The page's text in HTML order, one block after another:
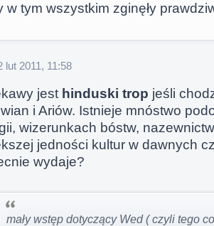
w tym wszystkim zginęły
lut 2011, 11:58
jest hinduski trop jeśli
i Ariów. Istnieje mnóstwo
wizerunkach bóstw,
jedności kultur w dawnych
wydaje?
mały wstęp dotyczący Wed ( czyli tego